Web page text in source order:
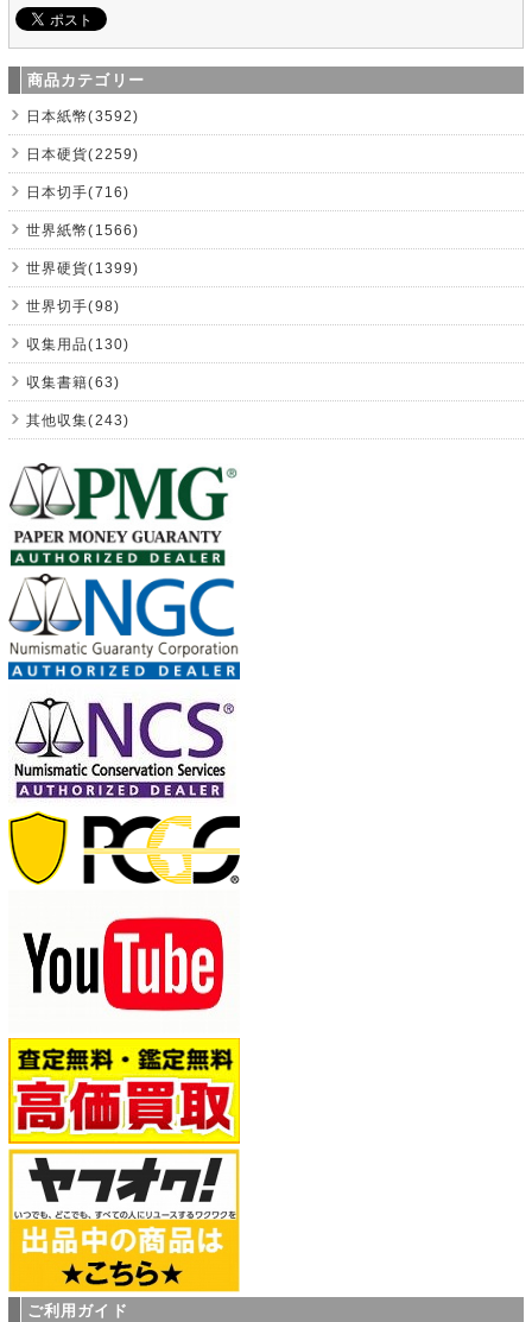
商品カテゴリー
日本紙幣(3592)
日本硬貨(2259)
日本切手(716)
世界紙幣(1566)
世界硬貨(1399)
世界切手(98)
収集用品(130)
収集書籍(63)
其他収集(243)
ご利用ガイド